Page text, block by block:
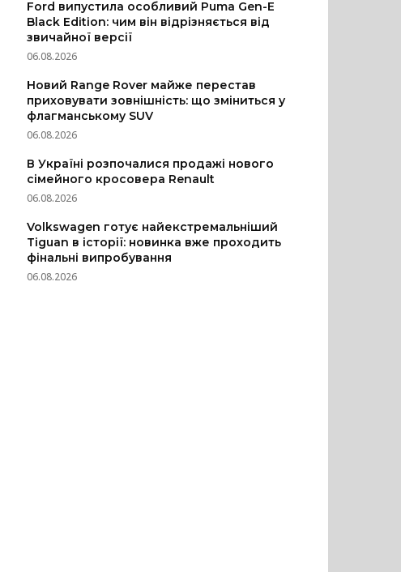
Ford випустила особливий Puma Gen-E
Black Edition: чим він відрізняється від
звичайної версії
06.08.2026
Новий Range Rover майже перестав
приховувати зовнішність: що зміниться у
флагманському SUV
06.08.2026
В Україні розпочалися продажі нового
сімейного кросовера Renault
06.08.2026
Volkswagen готує найекстремальніший
Tiguan в історії: новинка вже проходить
фінальні випробування
06.08.2026